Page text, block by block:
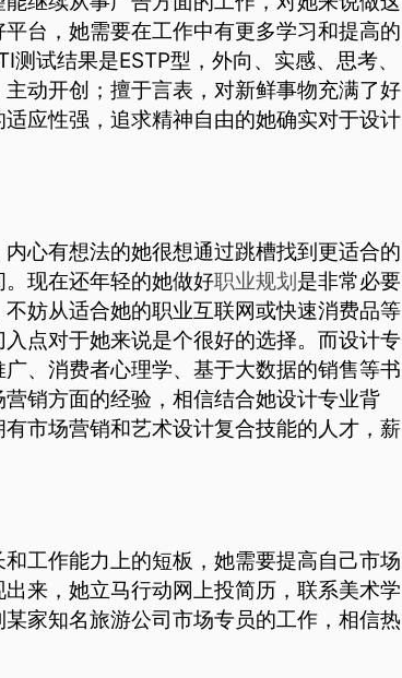
台，她需要在工作中有更多学习和提高的
试结果是ESTP型，外向、实感、思考、
动开创；擅于言表，对新鲜事物充满了好
应性强，追求精神自由的她确实对于设计
心有想法的她很想通过跳槽找到更适合的
现在还年轻的她做好职业规划 是非常必要
妨从适合她的职业互联网或快速消费品等
点对于她来说是个很好的选择。而设计专
、消费者心理学、基于大数据的销售等书
销方面的经验，相信结合她设计专业背
市场营销和艺术设计复合技能的人才，薪
工作能力上的短板，她需要提高自己市场
来，她立马行动网上投简历，联系美术学
家知名旅游公司市场专员的工作，相信热